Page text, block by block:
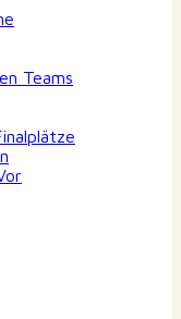
Teams